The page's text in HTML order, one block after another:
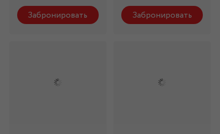
Забронировать Забронировать